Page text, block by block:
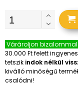
Várároljon bizalommal!
30.000 Ft felett
tetszik indok nélkül
kiválló minőségű
csalódni!